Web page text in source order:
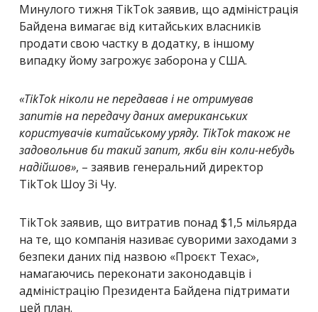
Минулого тижня TikTok заявив, що адміністрація
Байдена вимагає від китайських власників
продати свою частку в додатку, в іншому
випадку йому загрожує заборона у США.
«TikTok ніколи не передавав і не отримував
запитів на передачу даних американських
користувачів китайському уряду. TikTok також не
задовольнив би такий запит, якби він коли-небудь
надійшов», – заявив генеральний директор
TikTok Шоу Зі Чу.
TikTok заявив, що витратив понад $1,5 мільярда
на те, що компанія називає суворими заходами з
безпеки даних під назвою «Проєкт Техас»,
намагаючись переконати законодавців і
адміністрацію Президента Байдена підтримати
цей план.